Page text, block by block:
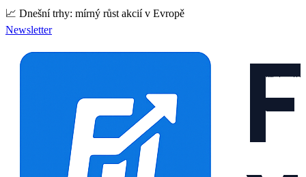
📈 Dnešní trhy: mírný růst akcií v Evropě
Newsletter